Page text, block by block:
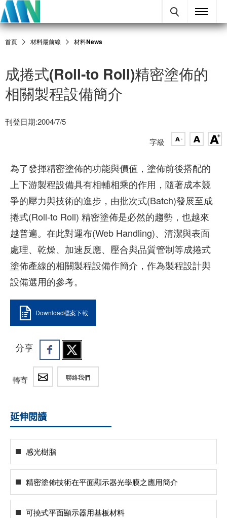
首頁 材料最前線 材料News
成捲式(Roll-to Roll)精密塗佈的
相關製程設備簡介
刊登日期:2004/7/5
字級
為了發揮精密塗佈的功能與價值，塗佈前後搭配的
上下游製程設備具有相輔相乘的作用，隨著成本競
爭的壓力與技術的進步，由批次式(Batch)發展至成
捲式(Roll-to Roll) 精密塗佈是必然的趨勢，也越來
越普遍。在此對運布(Web Handling)、清潔與表面
處理、乾燥、加速反應、壓合與品質管制等成捲式
塗佈產線的相關製程設備作簡介，作為製程設計與
設備選用的參考。
Download檔案下載
分享
轉寄 聯絡我們
延伸閱讀
感光樹脂
精密塗佈技術在平面顯示器光學膜之應用簡介
可撓式平面顯示器用基板材料